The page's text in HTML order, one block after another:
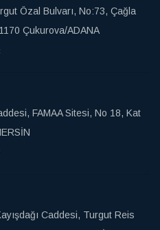
Özal Bulvarı, No:73, Çağla
Çukurova/ADANA
FAMAA Sitesi, No 18, Kat
Caddesi, Turgut Reis